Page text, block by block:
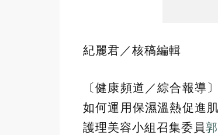
紀麗君／核稿編輯
〔健康頻道／綜合報導
如何運用保濕溫熱促進
護理美容小組召集委員